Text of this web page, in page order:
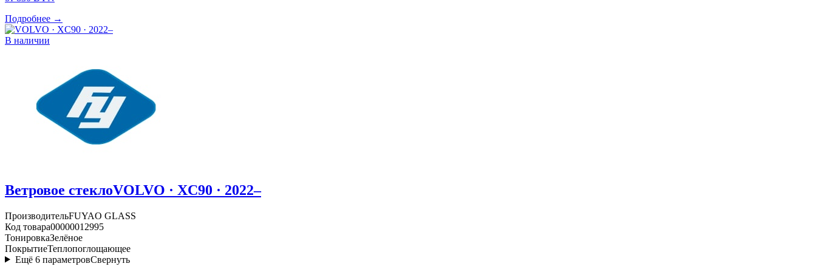
Подробнее →
В наличии
Ветровое стеклоVOLVO · XC90 · 2022–
ПроизводительFUYAO GLASS
Код товара00000012995
ТонировкаЗелёное
ПокрытиеТеплопоглощающее
Ещё 6 параметровСвернуть